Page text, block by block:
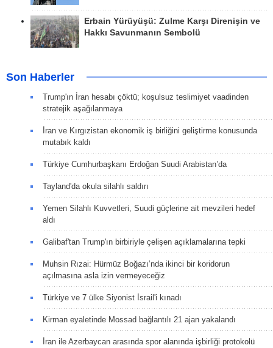
Erbain Yürüyüşü: Zulme Karşı Direnişin ve
Hakkı Savunmanın Sembolü
Son Haberler
Trump'ın İran hesabı çöktü; koşulsuz teslimiyet vaadinden
stratejik aşağılanmaya
İran ve Kırgızistan ekonomik iş birliğini geliştirme konusunda
mutabık kaldı
Türkiye Cumhurbaşkanı Erdoğan Suudi Arabistan’da
Tayland'da okula silahlı saldırı
Yemen Silahlı Kuvvetleri, Suudi güçlerine ait mevzileri hedef
aldı
Galibaf'tan Trump'ın birbiriyle çelişen açıklamalarına tepki
Muhsin Rızai: Hürmüz Boğazı’nda ikinci bir koridorun
açılmasına asla izin vermeyeceğiz
Türkiye ve 7 ülke Siyonist İsrail'i kınadı
Kirman eyaletinde Mossad bağlantılı 21 ajan yakalandı
İran ile Azerbaycan arasında spor alanında işbirliği protokolü